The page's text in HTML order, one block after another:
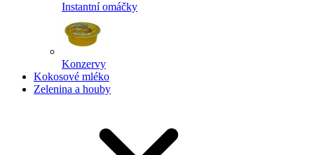
Instantní omáčky
Konzervy
Kokosové mléko
Zelenina a houby